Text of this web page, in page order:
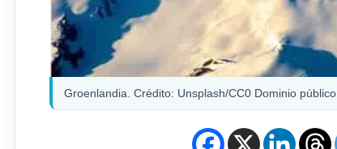
Groenlandia. Crédito: Unsplash/CC0 Dominio público